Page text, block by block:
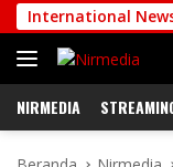
Langsung
ke
konten
InternationalBabinsa
NIRMEDIA